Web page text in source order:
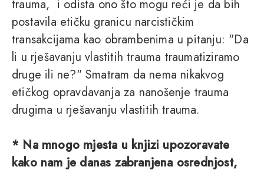
trauma, i odista ono što mogu reći je da bih
postavila etičku granicu narcističkim
transakcijama kao obrambenima u pitanju: "Da
li u rješavanju vlastitih trauma traumatiziramo
druge ili ne?" Smatram da nema nikakvog
etičkog opravdavanja za nanošenje trauma
drugima u rješavanju vlastitih trauma.
* Na mnogo mjesta u knjizi upozoravate
kako nam je danas zabranjena osrednjost,